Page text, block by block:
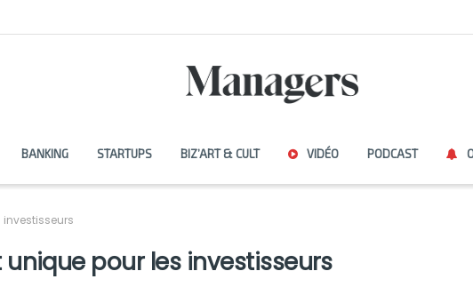
BANKING STARTUPS BIZ’ART & CULT VIDÉO PODCAST
pour les investisseurs